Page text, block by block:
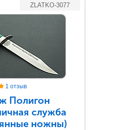
ZLATKO-3077
1 отзыв
Полигон
служба
ножны)